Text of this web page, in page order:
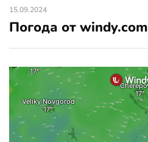
15.09.2024
Погода от windy.com